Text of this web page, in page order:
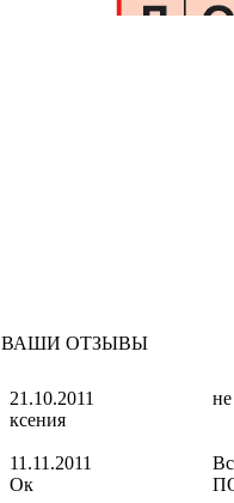
ВАШИ ОТЗЫВЫ
21.10.2011
ксения
11.11.2011
Ок